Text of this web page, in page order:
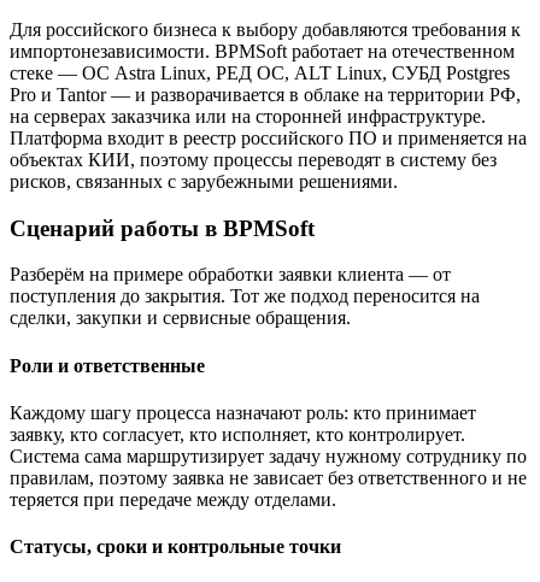
Для российского бизнеса к выбору добавляются требования к
импортонезависимости. BPMSoft работает на отечественном
стеке — ОС Astra Linux, РЕД ОС, ALT Linux, СУБД Postgres
Pro и Tantor — и разворачивается в облаке на территории РФ,
на серверах заказчика или на сторонней инфраструктуре.
Платформа входит в реестр российского ПО и применяется на
объектах КИИ, поэтому процессы переводят в систему без
рисков, связанных с зарубежными решениями.
Сценарий работы в BPMSoft
Разберём на примере обработки заявки клиента — от
поступления до закрытия. Тот же подход переносится на
сделки, закупки и сервисные обращения.
Роли и ответственные
Каждому шагу процесса назначают роль: кто принимает
заявку, кто согласует, кто исполняет, кто контролирует.
Система сама маршрутизирует задачу нужному сотруднику по
правилам, поэтому заявка не зависает без ответственного и не
теряется при передаче между отделами.
Статусы, сроки и контрольные точки